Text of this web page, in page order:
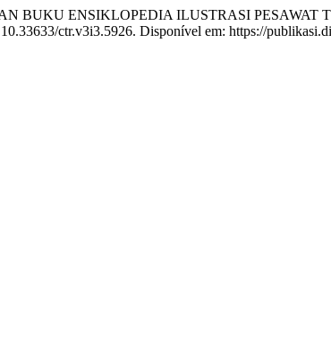
BUKU ENSIKLOPEDIA ILUSTRASI
ctr.v3i3.5926. Disponível em: https://